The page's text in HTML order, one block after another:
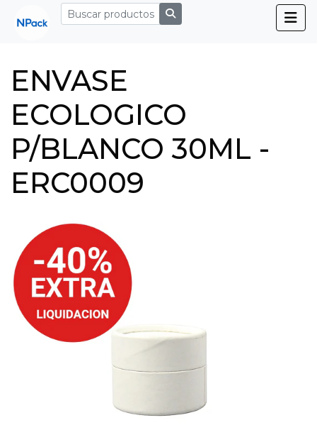
ENVASE
ECOLOGICO
P/BLANCO 30ML -
ERC0009